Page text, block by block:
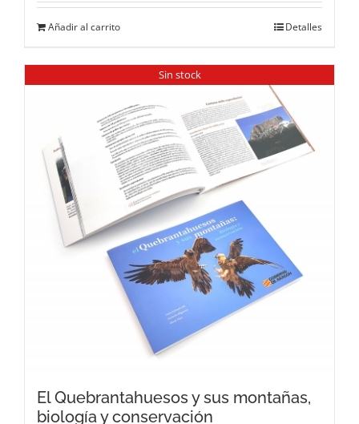
Añadir al carrito Detalles
Sin stock
El Quebrantahuesos y sus montañas,
biología y conservación